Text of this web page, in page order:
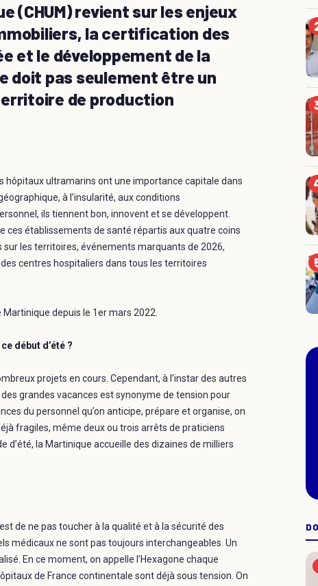
(CHUM) revient sur les enjeux
la certification des
et le développement de la
doit pas seulement être un
de production
hôpitaux ultramarins ont une importance capitale dans
à l’insularité, aux conditions
ils tiennent bon, innovent et se développent.
ces établissements de santé répartis aux quatre coins
les territoires, événements marquants de 2026,
centres hospitaliers dans tous les territoires
depuis le 1er mars 2022.
début d’été ?
projets en cours. Cependant, à l’instar des autres
grandes vacances est synonyme de tension pour
du personnel qu’on anticipe, prépare et organise, on
fragiles, même deux ou trois arrêts de praticiens
d’été, la Martinique accueille des dizaines de milliers
de ne pas toucher à la qualité et à la sécurité des
médicaux ne sont pas toujours interchangeables. Un
En ce moment, on appelle l’Hexagone chaque
de France continentale sont déjà sous tension. On